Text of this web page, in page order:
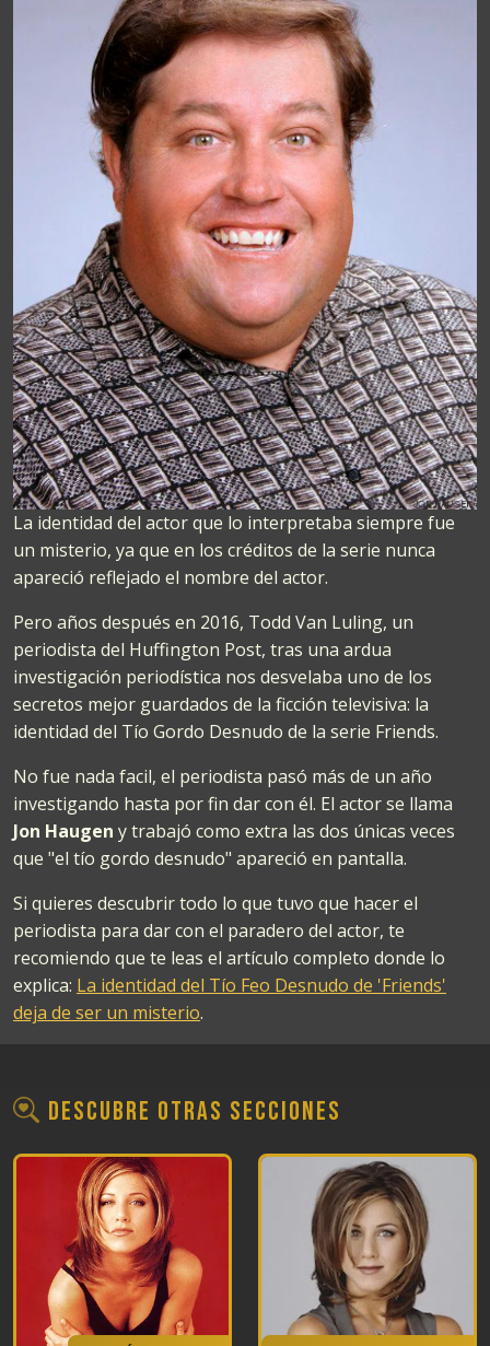
La identidad del actor que lo interpretaba siempre fue
un misterio, ya que en los créditos de la serie nunca
apareció reflejado el nombre del actor.
Pero años después en 2016, Todd Van Luling, un
periodista del Huffington Post, tras una ardua
investigación periodística nos desvelaba uno de los
secretos mejor guardados de la ficción televisiva: la
identidad del Tío Gordo Desnudo de la serie Friends.
No fue nada facil, el periodista pasó más de un año
investigando hasta por fin dar con él. El actor se llama
Jon Haugen y trabajó como extra las dos únicas veces
que "el tío gordo desnudo" apareció en pantalla.
Si quieres descubrir todo lo que tuvo que hacer el
periodista para dar con el paradero del actor, te
recomiendo que te leas el artículo completo donde lo
explica: La identidad del Tío Feo Desnudo de 'Friends'
deja de ser un misterio.
Descubre otras secciones